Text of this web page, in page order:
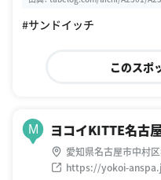
#サンドイッチ
このスポ
M ヨコイKITTE名古
愛知県名古屋市中村
https://yokoi-